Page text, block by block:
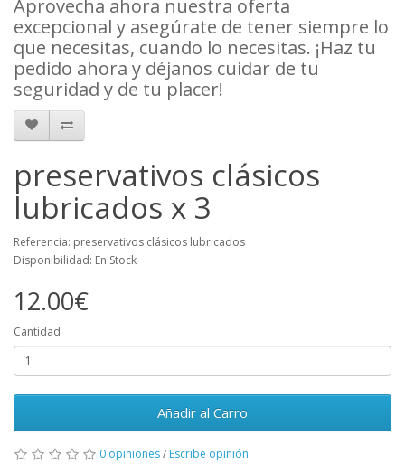
Aprovecha ahora nuestra oferta
excepcional y asegúrate de tener siempre lo
que necesitas, cuando lo necesitas. ¡Haz tu
pedido ahora y déjanos cuidar de tu
seguridad y de tu placer!
preservativos clásicos
lubricados x 3
Referencia: preservativos clásicos lubricados
Disponibilidad: En Stock
12.00€
Cantidad
Añadir al Carro
0 opiniones/ Escribe opinión